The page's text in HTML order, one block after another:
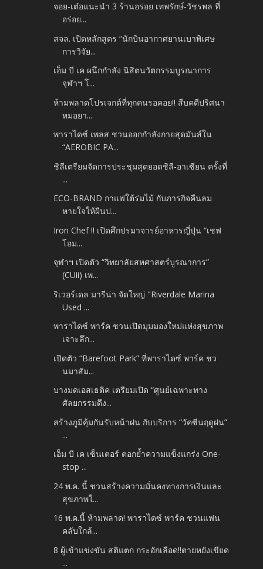
จอย-เต๋อแนะนำ 3 ร้านอร่อย เทพรักษ์-วัชรพล ที่
อร่อย...
สจล. เปิดหลักสูตร “นักบินอากาศยานเบาพิเศษ
การวิจัย...
เอ็ม บี เค ผนึกกำลัง นิสิตนวัตกรรมบูรณาการ
จุฬาฯ โ...
ห้ามพลาดโปรเจกต์ที่ทุกคนรอคอย!! สืบคดีปริศนา
หมอยา...
พาราไดซ์ เพลส ชวนออกกำลังกายสุดมันส์ใน
“AEROBIC PA...
ชิลีเตรียมจัดการประชุมสุดยอดชิลี-อาเซียน ครั้งที่
...
ECO-BRAND กาแฟใต้ร่มไม้ กับภารกิจคืนลม
หายใจให้ผืนป...
Iron Chef !! เปิดศึกปรมาจารย์อาหารญี่ปุ่น “เชฟ
โอม...
จุฬาฯ เปิดตัว “วิทยาลัยสหศาสตร์บูรณาการ”
(CUii) เพ...
ริเวอร์เดล มารีน่า จัดใหญ่ "Riverdale Marina
Used ...
พาราไดซ์ พาร์ค ชวนเปิดมุมมองใหม่แห่งสุขภาพ
เจาะลึก...
เปิดตัว “Barefoot Park” ที่พาราไดซ์ พาร์ค ชว
นมาสัม...
บางมดเอสเธติค เตรียมเปิด “ศูนย์เฉพาะทาง
ศัลยกรรมดึง...
สร้างภูมิคุ้มกันรับหน้าฝน กับบริการ “วัคซีนฤดูฝน”
...
เอ็ม บี เค เซ็นเตอร์ ตอกย้ำความแข็งแกร่ง One-
stop ...
24 พ.ค. นี้ ชวนสร้างความมั่นคงทางการเงินและ
สุขภาพใ...
16 พ.ค.นี้ ห้ามพลาด! พาราไดซ์ พาร์ค ชวนแฟน
คลับใกล้...
8 ผู้เข้าแข่งขัน สติแตก กระอักเลือด!!ตายหยังเขียด
...